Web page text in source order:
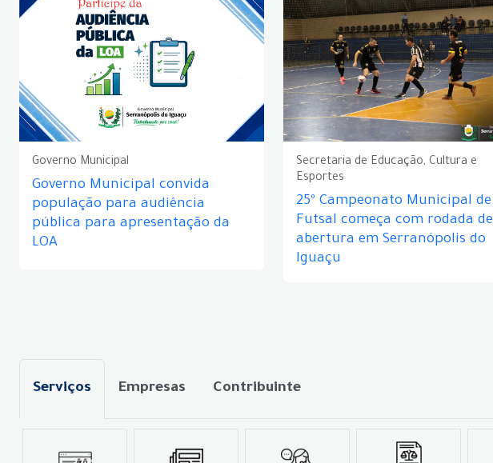
Governo Municipal
Governo Municipal convida
população para audiência
pública para apresentação da
LOA
Secretaria de Educação, Cultura e
Esportes
25º Campeonato Municipal de
Futsal começa com rodada de
abertura em Serranópolis do
Iguaçu
Serviços Empresas Contribuinte